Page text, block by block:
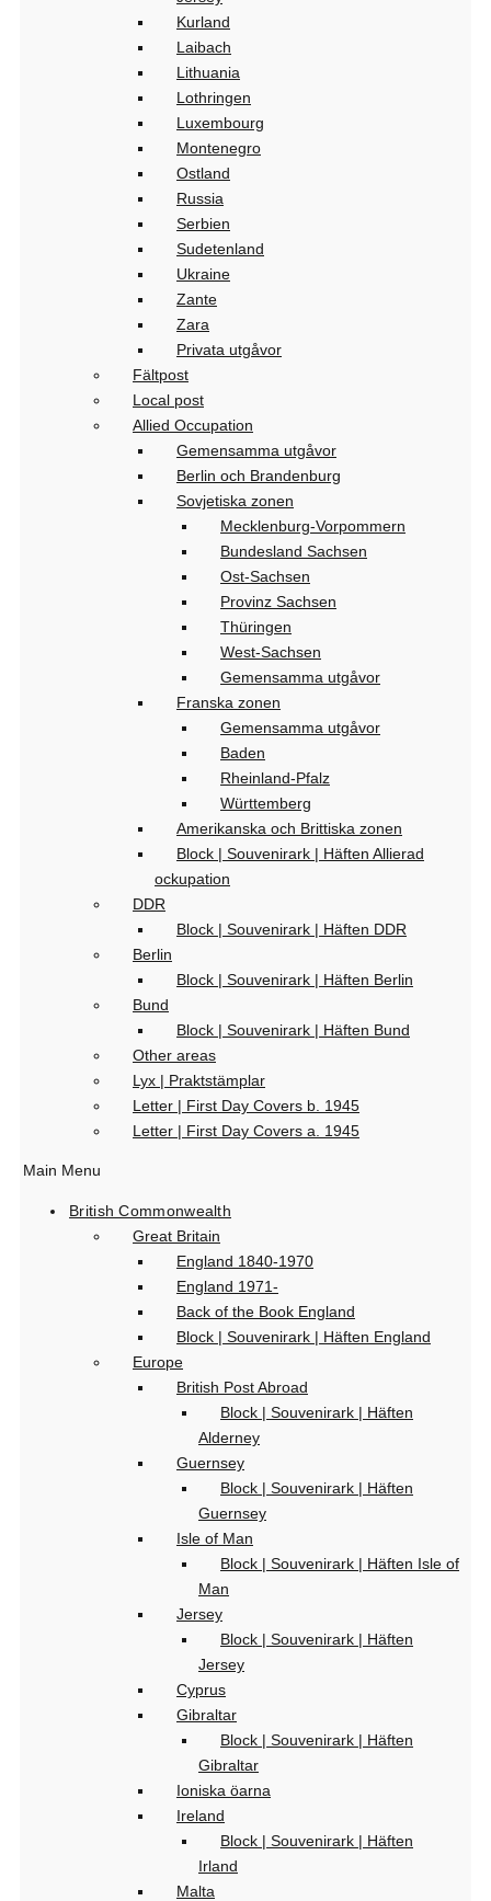
Kurland
Laibach
Lithuania
Lothringen
Luxembourg
Montenegro
Ostland
Russia
Serbien
Sudetenland
Ukraine
Zante
Zara
Privata utgåvor
Fältpost
Local post
Allied Occupation
Gemensamma utgåvor
Berlin och Brandenburg
Sovjetiska zonen
Mecklenburg-Vorpommern
Bundesland Sachsen
Ost-Sachsen
Provinz Sachsen
Thüringen
West-Sachsen
Gemensamma utgåvor
Franska zonen
Gemensamma utgåvor
Baden
Rheinland-Pfalz
Württemberg
Amerikanska och Brittiska zonen
Block | Souvenirark | Häften Allierad
ockupation
DDR
Block | Souvenirark | Häften DDR
Berlin
Block | Souvenirark | Häften Berlin
Bund
Block | Souvenirark | Häften Bund
Other areas
Lyx | Praktstämplar
Letter | First Day Covers b. 1945
Letter | First Day Covers a. 1945
Main Menu
British Commonwealth
Great Britain
England 1840-1970
England 1971-
Back of the Book England
Block | Souvenirark | Häften England
Europe
British Post Abroad
Block | Souvenirark | Häften
Alderney
Guernsey
Block | Souvenirark | Häften
Guernsey
Isle of Man
Block | Souvenirark | Häften Isle of
Man
Jersey
Block | Souvenirark | Häften
Jersey
Cyprus
Gibraltar
Block | Souvenirark | Häften
Gibraltar
Ioniska öarna
Ireland
Block | Souvenirark | Häften
Irland
Malta